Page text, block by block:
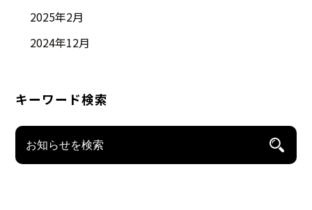
2025年2月
2024年12月
キーワード検索